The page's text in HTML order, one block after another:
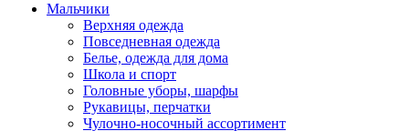
Мальчики
Верхняя одежда
Повседневная одежда
Белье, одежда для дома
Школа и спорт
Головные уборы, шарфы
Рукавицы, перчатки
Чулочно-носочный ассортимент